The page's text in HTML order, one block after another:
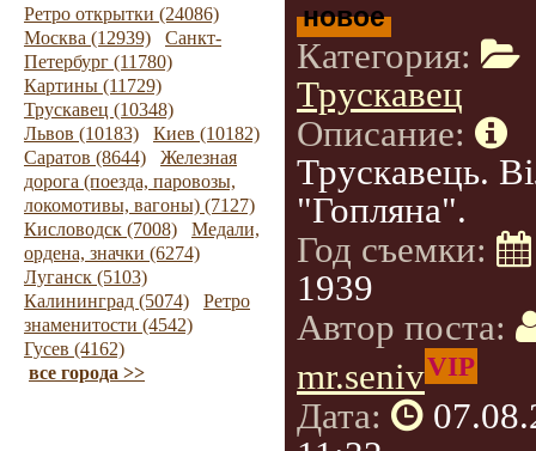
Ретро открытки (24086)
Москва (12939)
Санкт-
Петербург (11780)
Картины (11729)
Трускавец (10348)
Львов (10183)
Киев (10182)
Саратов (8644)
Железная
дорога (поезда, паровозы,
локомотивы, вагоны) (7127)
Кисловодск (7008)
Медали,
ордена, значки (6274)
Луганск (5103)
Калининград (5074)
Ретро
знаменитости (4542)
Гусев (4162)
все города >>
новое
Категория:
Трускавец
Описание:
Трускавець.
"Гопляна".
Год съемки:
1939
Автор поста:
mr.senivVIP
Дата: